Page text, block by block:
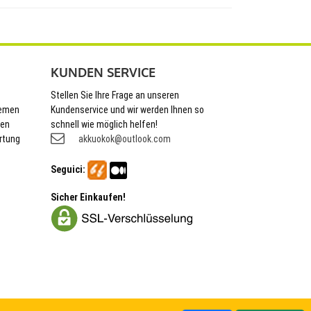
KUNDEN SERVICE
Stellen Sie Ihre Frage an unseren
Kundenservice und wir werden Ihnen so
schnell wie möglich helfen!
akkuokok@outlook.com
Seguici:
Sicher Einkaufen!